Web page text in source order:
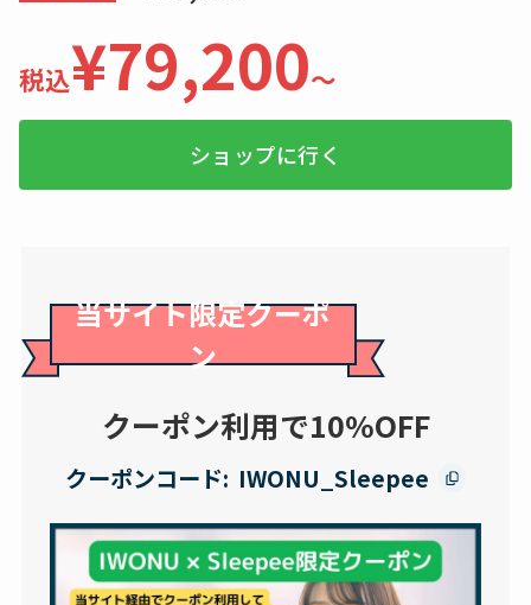
税込¥79,200〜
ショップに行く
当サイト限定クーポ
ン
クーポン利用で10%OFF
クーポンコード: IWONU_Sleepee